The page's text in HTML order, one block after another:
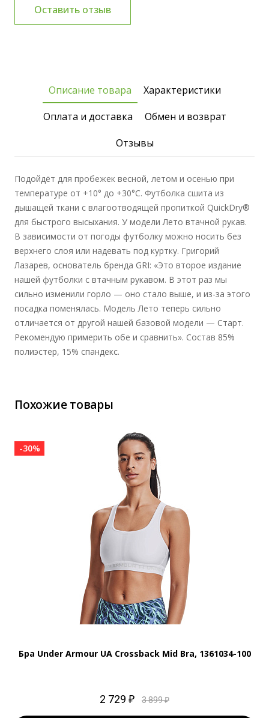
Оставить отзыв
Описание товара
Характеристики
Оплата и доставка
Обмен и возврат
Отзывы
Подойдёт для пробежек весной, летом и осенью при
температуре от +10° до +30°C. Футболка сшита из
дышащей ткани с влагоотводящей пропиткой QuickDry®
для быстрого высыхания. У модели Лето втачной рукав.
В зависимости от погоды футболку можно носить без
верхнего слоя или надевать под куртку. Григорий
Лазарев, основатель бренда GRI: «Это второе издание
нашей футболки с втачным рукавом. В этот раз мы
сильно изменили горло — оно стало выше, и из-за этого
посадка поменялась. Модель Лето теперь сильно
отличается от другой нашей базовой модели — Старт.
Рекомендую примерить обе и сравнить». Состав 85%
полиэстер, 15% спандекс.
Похожие товары
-30%
Бра Under Armour UA Crossback Mid Bra, 1361034-100
2 729 ₽ 3 899 ₽